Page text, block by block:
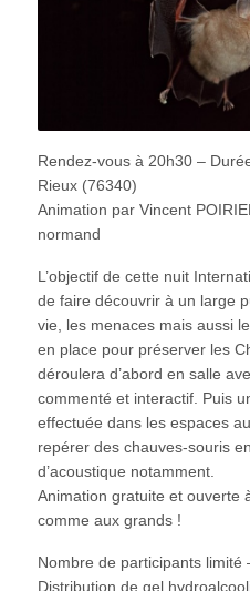
Rendez-vous à 20h30 –
Rieux (76340)
Animation par Vincent
normand
L’objectif de cette nuit
de faire découvrir à un large
vie, les menaces mais aussi
en place pour préserver les
déroulera d’abord en salle
commenté et interactif. Puis
effectuée dans les espaces
repérer des chauves-souris
d’acoustique notamment.
Animation gratuite et ouverte
comme aux grands !
Nombre de participants limité
Distribution de gel